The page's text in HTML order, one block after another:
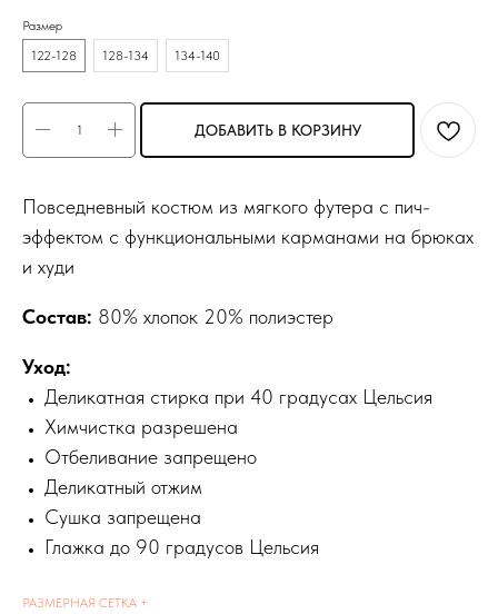
Размер
122-128
128-134 134-140
ДОБАВИТЬ В КОРЗИНУ
Повседневный костюм из мягкого футера с пич-
эффектом с функциональными карманами на брюках
и худи
Состав: 80% хлопок 20% полиэстер
Уход:
Деликатная стирка при 40 градусах Цельсия
Химчистка разрешена
Отбеливание запрещено
Деликатный отжим
Сушка запрещена
Глажка до 90 градусов Цельсия
РАЗМЕРНАЯ СЕТКА +